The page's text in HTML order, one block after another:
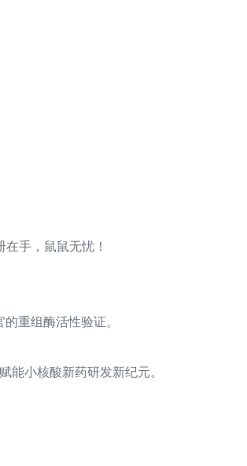
手，鼠鼠无忧！
重组酶活性验证。
能小核酸新药研发新纪元。